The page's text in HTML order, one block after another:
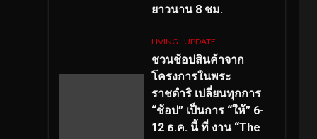
ยาวนาน 8 ชม.
LIVING UPDATE
ชวนช้อปสินค้าจาก
โครงการในพระ
ราชดำริ เปลี่ยนทุกการ
“ช้อป” เป็นการ “ให้” 6-
12 ธ.ค. นี้ ที่ งาน “The